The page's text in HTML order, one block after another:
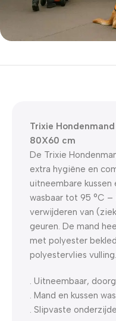
5% korting met code
Trixie
80X60 cm
De Trixie
extra hygiëne en
uitneembare kussen
wasbaar tot 95 °C
verwijderen van
geuren. De mand
met polyester
polyestervlies vulling.
. Uitneembaar,
. Mand en kussen
. Slipvaste onderzijde